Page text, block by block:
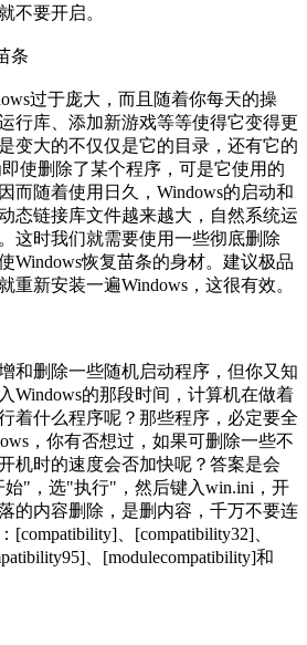
不要开启。
条
过于庞大，而且随着你每天的操
行库、添加新游戏等等使得它变得更
变大的不仅仅是它的目录，还有它的
使删除了某个程序，可是它使用的
而随着使用日久，Windows的启动和
态链接库文件越来越大，自然系统运
这时我们就需要使用一些彻底删除
Windows恢复苗条的身材。建议极品
重新安装一遍Windows，这很有效。
和删除一些随机启动程序，但你又知
Windows的那段时间，计算机在做着
着什么程序呢？那些程序，必定要全
，你有否想过，如果可删除一些不
机时的速度会否加快呢？答案是会
"，选"执行"，然后键入win.ini，开
的内容删除，是删内容，千万不要连
、[compatibility32]、
、[modulecompatibility]和